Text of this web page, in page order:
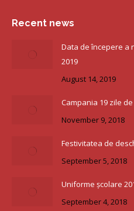
Recent news
Data de începere a
2019
August 14, 2019
Campania 19 zile
November 9, 2018
Festivitatea de
September 5, 2018
Uniforme școlare
September 4, 2018